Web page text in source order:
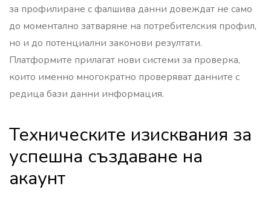
за профилиране с фалшива данни довеждат не само
до моментално затваряне на потребителския профил,
но и до потенциални законови резултати.
Платформите прилагат нови системи за проверка,
които именно многократно проверяват данните с
редица бази данни информация.
Техническите изисквания за
успешна създаване на
акаунт